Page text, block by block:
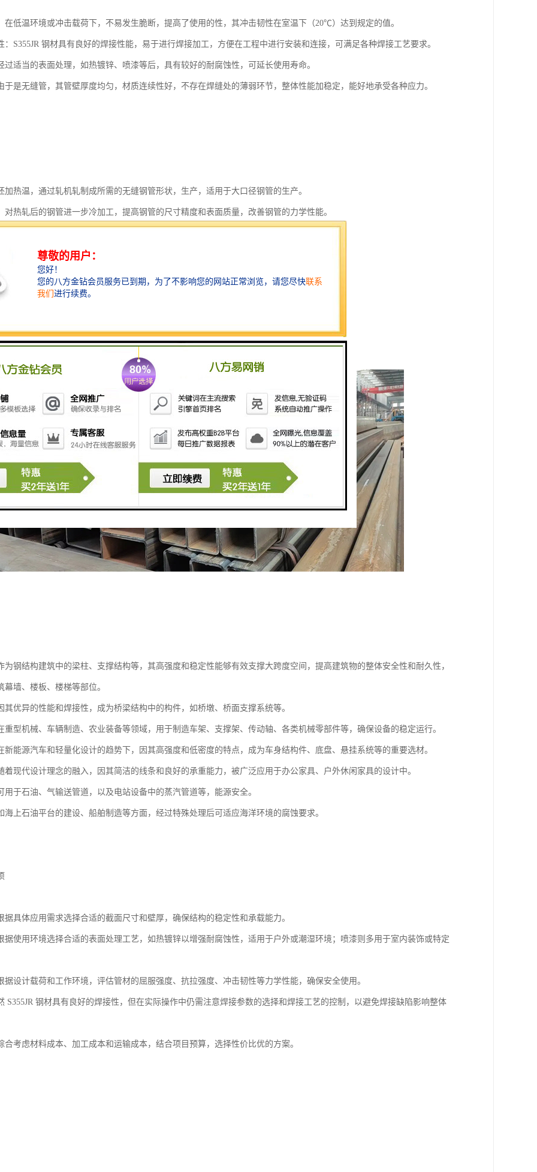
在低温环境或冲击载荷下，不易发生脆断，提高了使用的性，其冲击韧性在室温下（20℃）达到规定的值。
：S355JR 钢材具有良好的焊接性能，易于进行焊接加工，方便在工程中进行安装和连接，可满足各种焊接工艺要求。
过适当的表面处理，如热镀锌、喷漆等后，具有较好的耐腐蚀性，可延长使用寿命。
于是无缝管，其管壁厚度均匀，材质连续性好，不存在焊缝处的薄弱环节，整体性能加稳定，能好地承受各种应力。
加热温，通过轧机轧制成所需的无缝钢管形状，生产，适用于大口径钢管的生产。
对热轧后的钢管进一步冷加工，提高钢管的尺寸精度和表面质量，改善钢管的力学性能。
据客户需求定制，一般在 1.5mm 至 30mm 之间。
度一般不过 12 米，但也可根据客户要求进行定制。
为钢结构建筑中的梁柱、支撑结构等，其高强度和稳定性能够有效支撑大跨度空间，提高建筑物的整体安全性和耐久性，
幕墙、楼板、楼梯等部位。
其优异的性能和焊接性，成为桥梁结构中的构件，如桥墩、桥面支撑系统等。
重型机械、车辆制造、农业装备等领域，用于制造车架、支撑架、传动轴、各类机械零部件等，确保设备的稳定运行。
新能源汽车和轻量化设计的趋势下，因其高强度和低密度的特点，成为车身结构件、底盘、悬挂系统等的重要选材。
着现代设计理念的融入，因其简洁的线条和良好的承重能力，被广泛应用于办公家具、户外休闲家具的设计中。
用于石油、气输送管道，以及电站设备中的蒸汽管道等，能源安全。
海上石油平台的建设、船舶制造等方面，经过特殊处理后可适应海洋环境的腐蚀要求。
据具体应用需求选择合适的截面尺寸和壁厚，确保结构的稳定性和承载能力。
据使用环境选择合适的表面处理工艺，如热镀锌以增强耐腐蚀性，适用于户外或潮湿环境；喷漆则多用于室内装饰或特定
据设计载荷和工作环境，评估管材的屈服强度、抗拉强度、冲击韧性等力学性能，确保安全使用。
S355JR 钢材具有良好的焊接性，但在实际操作中仍需注意焊接参数的选择和焊接工艺的控制，以避免焊接缺陷影响整体
合考虑材料成本、加工成本和运输成本，结合项目预算，选择性价比优的方案。